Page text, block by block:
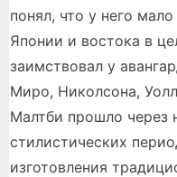
понял, что у него
Японии и востока в
заимствовал у
Миро, Николсона,
Малтби прошло через
стилистических
изготовления